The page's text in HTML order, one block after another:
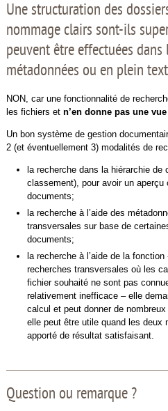
Une structuration des
nommage clairs sont-ils
peuvent être effectuées dans
métadonnées ou en plein
NON, car une fonctionnalité de
les fichiers et n’en donne pas une
Un bon système de gestion
2 (et éventuellement 3) modalités de
la recherche dans la hiérarchie de
classement), pour avoir un
documents;
la recherche à l’aide des
transversales sur base de
documents;
la recherche à l’aide de la
recherches transversales où les
fichier souhaité ne sont pas
relativement inefficace – elle
calcul et peut donner de
elle peut être utile quand les deux
apporté de résultat satisfaisant.
Question ou remarque ?